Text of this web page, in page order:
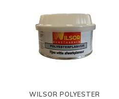
WILSOR POLYESTER